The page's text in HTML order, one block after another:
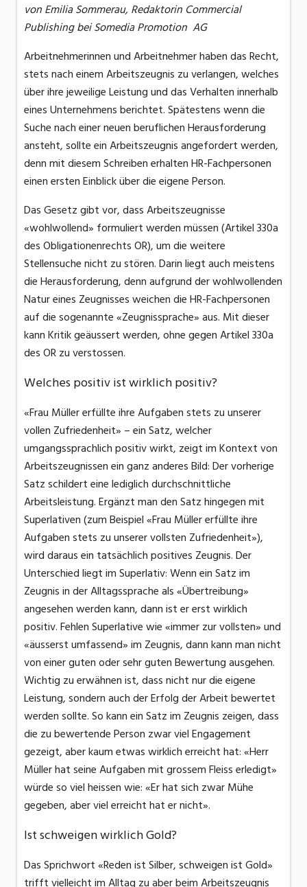
von Emilia Sommerau, Redaktorin Commercial
Publishing bei Somedia Promotion AG
Arbeitnehmerinnen und Arbeitnehmer haben das Recht,
stets nach einem Arbeitszeugnis zu verlangen, welches
über ihre jeweilige Leistung und das Verhalten innerhalb
eines Unternehmens berichtet. Spätestens wenn die
Suche nach einer neuen beruflichen Herausforderung
ansteht, sollte ein Arbeitszeugnis angefordert werden,
denn mit diesem Schreiben erhalten HR-Fachpersonen
einen ersten Einblick über die eigene Person.
Das Gesetz gibt vor, dass Arbeitszeugnisse
«wohlwollend» formuliert werden müssen (Artikel 330a
des Obligationenrechts OR), um die weitere
Stellensuche nicht zu stören. Darin liegt auch meistens
die Herausforderung, denn aufgrund der wohlwollenden
Natur eines Zeugnisses weichen die HR-Fachpersonen
auf die sogenannte «Zeugnissprache» aus. Mit dieser
kann Kritik geäussert werden, ohne gegen Artikel 330a
des OR zu verstossen.
Welches positiv ist wirklich positiv?
«Frau Müller erfüllte ihre Aufgaben stets zu unserer
vollen Zufriedenheit» – ein Satz, welcher
umgangssprachlich positiv wirkt, zeigt im Kontext von
Arbeitszeugnissen ein ganz anderes Bild: Der vorherige
Satz schildert eine lediglich durchschnittliche
Arbeitsleistung. Ergänzt man den Satz hingegen mit
Superlativen (zum Beispiel «Frau Müller erfüllte ihre
Aufgaben stets zu unserer vollsten Zufriedenheit»),
wird daraus ein tatsächlich positives Zeugnis. Der
Unterschied liegt im Superlativ: Wenn ein Satz im
Zeugnis in der Alltagssprache als «Übertreibung»
angesehen werden kann, dann ist er erst wirklich
positiv. Fehlen Superlative wie «immer zur vollsten» und
«äusserst umfassend» im Zeugnis, dann kann man nicht
von einer guten oder sehr guten Bewertung ausgehen.
Wichtig zu erwähnen ist, dass nicht nur die eigene
Leistung, sondern auch der Erfolg der Arbeit bewertet
werden sollte. So kann ein Satz im Zeugnis zeigen, dass
die zu bewertende Person zwar viel Engagement
gezeigt, aber kaum etwas wirklich erreicht hat: «Herr
Müller hat seine Aufgaben mit grossem Fleiss erledigt»
würde so viel heissen wie: «Er hat sich zwar Mühe
gegeben, aber viel erreicht hat er nicht».
Ist schweigen wirklich Gold?
Das Sprichwort «Reden ist Silber, schweigen ist Gold»
trifft vielleicht im Alltag zu aber beim Arbeitszeugnis